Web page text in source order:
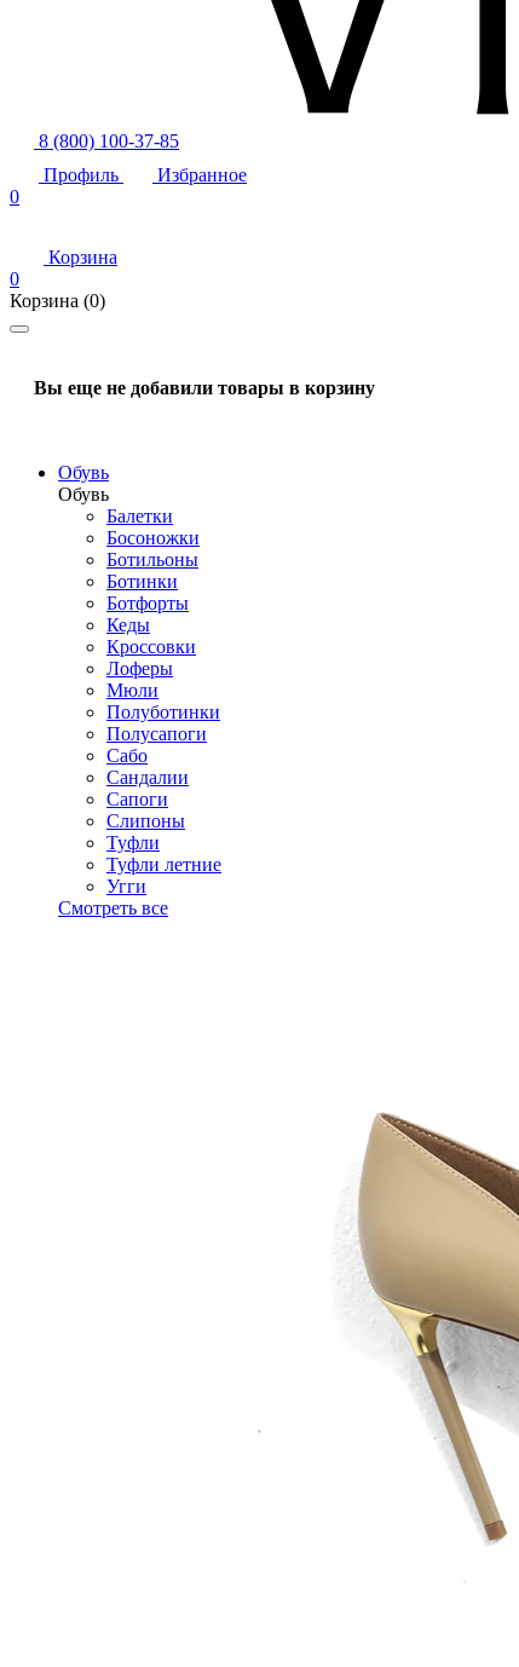
8 (800) 100-37-85
Профиль
Избранное
0
Корзина
0
Корзина (0)
Вы еще не добавили товары в корзину
Обувь
Обувь
Балетки
Босоножки
Ботильоны
Ботинки
Ботфорты
Кеды
Кроссовки
Лоферы
Мюли
Полуботинки
Полусапоги
Сабо
Сандалии
Сапоги
Слипоны
Туфли
Туфли летние
Угги
Смотреть все